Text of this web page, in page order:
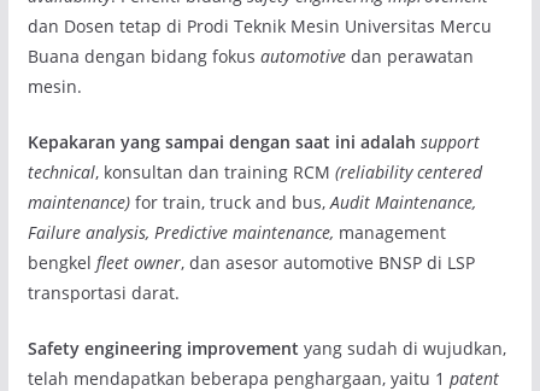
dan Dosen tetap di Prodi Teknik Mesin Universitas Mercu
Buana dengan bidang fokus automotivedan perawatan
mesin.
Kepakaran yang sampai dengan saat ini adalah support
technical, konsultan dan training RCM (reliability centered
maintenance)for train, truck and bus,Audit Maintenance,
Failure analysis, Predictive maintenance, management
bengkel fleet owner, dan asesor automotive BNSP di LSP
transportasi darat.
Safety engineering improvement yang sudah di wujudkan,
telah mendapatkan beberapa penghargaan, yaitu 1 patent